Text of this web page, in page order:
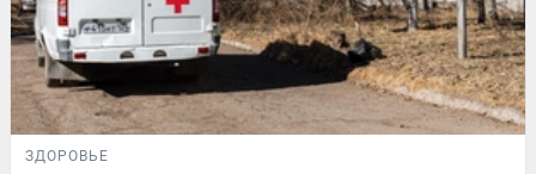
ЗДОРОВЬЕ